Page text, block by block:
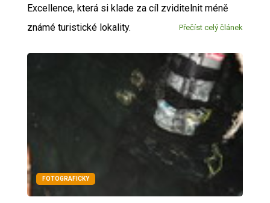
Excellence, která si klade za cíl zviditelnit méně
známé turistické lokality.
Přečíst celý článek
FOTOGRAFICKY